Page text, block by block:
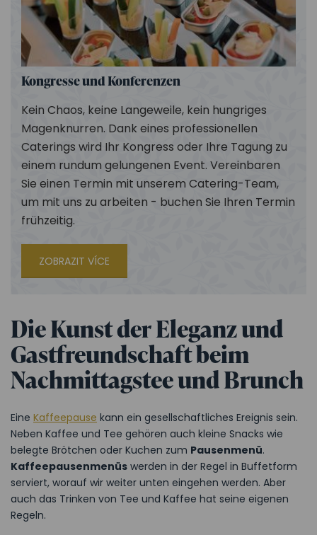
Kongresse und Konferenzen
Kein Chaos, keine Langeweile, kein hungriges
Magenknurren. Dank eines professionellen
Caterings wird Ihr Kongress oder Ihre Tagung zu
einem rundum gelungenen Event. Vereinbaren
Sie einen Termin mit unserem Catering-Team,
um mit uns zu arbeiten - buchen Sie Ihren Termin
frühzeitig.
ZOBRAZIT VÍCE
Die Kunst der Eleganz und
Gastfreundschaft beim
Nachmittagstee und Brunch
Eine Kaffeepause kann ein gesellschaftliches Ereignis sein.
Neben Kaffee und Tee gehören auch kleine Snacks wie
belegte Brötchen oder Kuchen zum Pausenmenü.
Kaffeepausenmenüs werden in der Regel in Buffetform
serviert, worauf wir weiter unten eingehen werden. Aber
auch das Trinken von Tee und Kaffee hat seine eigenen
Regeln.